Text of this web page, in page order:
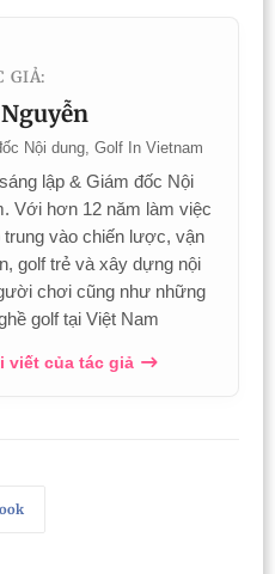
GIẢ:
Nội dung, Golf In Vietnam
lập & Giám đốc Nội
Với hơn 12 năm làm việc
trung vào chiến lược, vận
golf trẻ và xây dựng nội
chơi cũng như những
golf tại Việt Nam
viết của tác giả